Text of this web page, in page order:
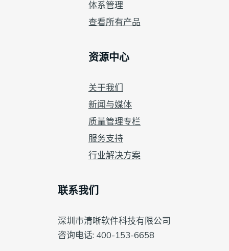
体系管理
查看所有产品
资源中心
关于我们
新闻与媒体
质量管理专栏
服务支持
行业解决方案
联系我们
深圳市清晰软件科技有限公司
咨询电话: 400-153-6658